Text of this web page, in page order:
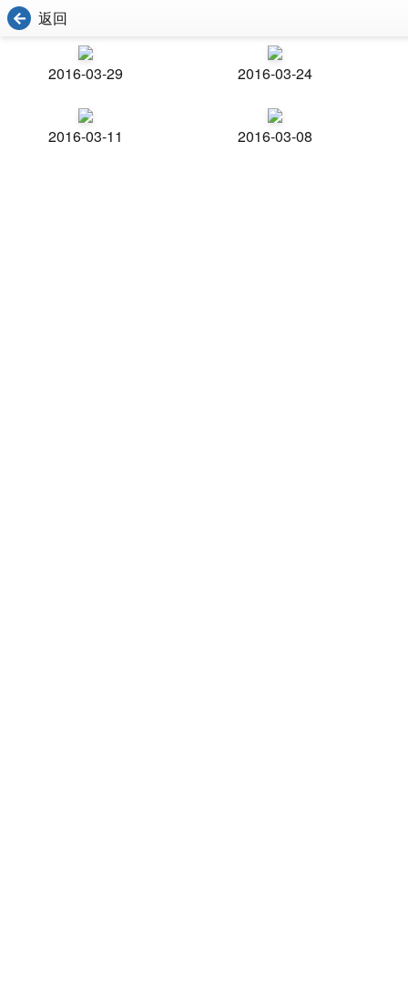
返回
2016-03-29 2016-03-24
2016-03-11 2016-03-08